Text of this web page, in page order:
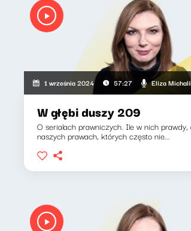
1 września 2024 57:27 Eliza
W głębi duszy 209
O serialach prawniczych. Ile w nich prawdy,
naszych prawach, których często nie...